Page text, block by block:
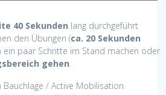
40 Sekunden lang durchgeführt
den Übungen (ca. 20 Sekunden
ein paar Schritte im Stand machen oder
gehen
/ Active Mobilisation